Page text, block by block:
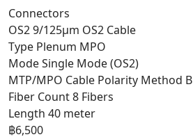
Connectors
OS2 9/125μm OS2 Cable
Type Plenum MPO
Mode Single Mode (OS2)
MTP/MPO Cable Polarity Method B
Fiber Count 8 Fibers
Length 40 meter
฿6,500